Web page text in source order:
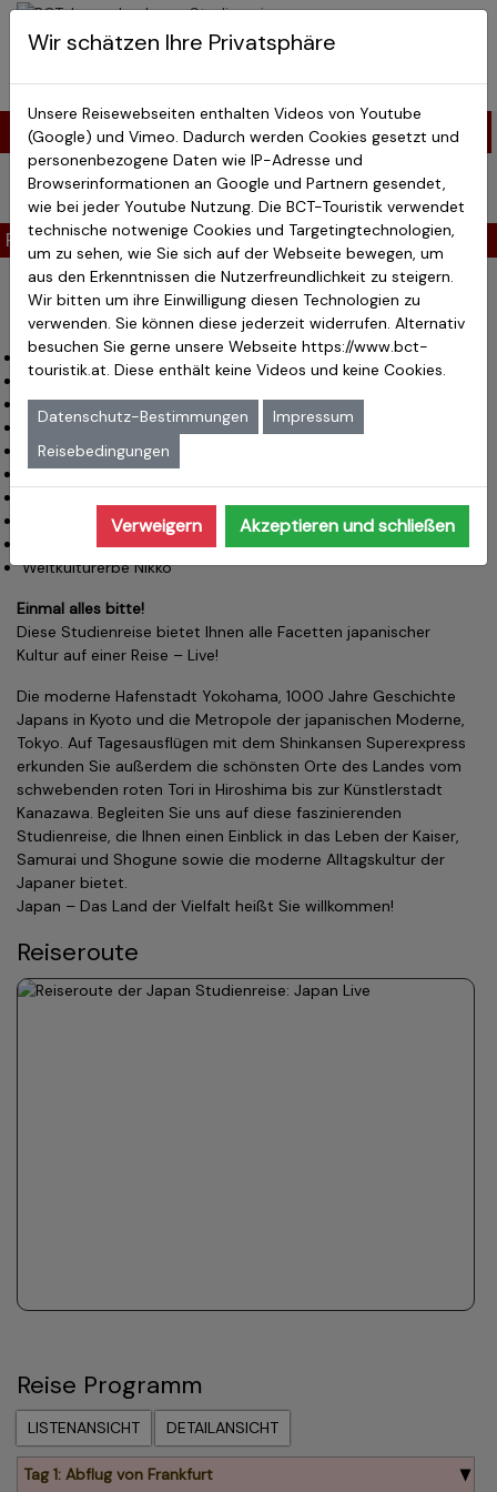
BCT-Touristik
Studienreisen Japan > Japan Live Reise
Japan Live – 15 Tage
Reise ReiserouteProgrammLeistungenTermine & Preise
Reise
Japan Live – 15 Tage
Direktflüge ab Frankfurt
Kyoto, die 1000jährige Hauptstadt
Kaiserpalast von Kyoto
Kiyomizudera-Tempel
Großer Buddha in Nara
Kaminari-Mon (das Donnertor in Tokyo)
Stadt der Shogune Kamakura
Schwefelquellen von Hakone
Weltkulturerbe Nikko
Einmal alles bitte!
Diese Studienreise bietet Ihnen alle Facetten japanischer
Kultur auf einer Reise – Live!
Die moderne Hafenstadt Yokohama, 1000 Jahre Geschichte
Japans in Kyoto und die Metropole der japanischen Moderne,
Tokyo. Auf Tagesausflügen mit dem Shinkansen Superexpress
erkunden Sie außerdem die schönsten Orte des Landes vom
schwebenden roten Tori in Hiroshima bis zur Künstlerstadt
Kanazawa. Begleiten Sie uns auf diese faszinierenden
Studienreise, die Ihnen einen Einblick in das Leben der Kaiser,
Samurai und Shogune sowie die moderne Alltagskultur der
Japaner bietet.
Japan – Das Land der Vielfalt heißt Sie willkommen!
Reiseroute
Reise Programm
LISTENANSICHT DETAILANSICHT
Tag 1: Abflug von Frankfurt
Wir schätzen Ihre Privatsphäre
Unsere Reisewebseiten enthalten Videos von Youtube
(Google) und Vimeo. Dadurch werden Cookies gesetzt und
personenbezogene Daten wie IP-Adresse und
Browserinformationen an Google und Partnern gesendet,
wie bei jeder Youtube Nutzung. Die BCT-Touristik verwendet
technische notwenige Cookies und Targetingtechnologien,
um zu sehen, wie Sie sich auf der Webseite bewegen, um
aus den Erkenntnissen die Nutzerfreundlichkeit zu steigern.
Wir bitten um ihre Einwilligung diesen Technologien zu
verwenden. Sie können diese jederzeit widerrufen. Alternativ
besuchen Sie gerne unsere Webseite https://www.bct-
touristik.at. Diese enthält keine Videos und keine Cookies.
Datenschutz-Bestimmungen
Impressum
Reisebedingungen
Verweigern Akzeptieren und schließen